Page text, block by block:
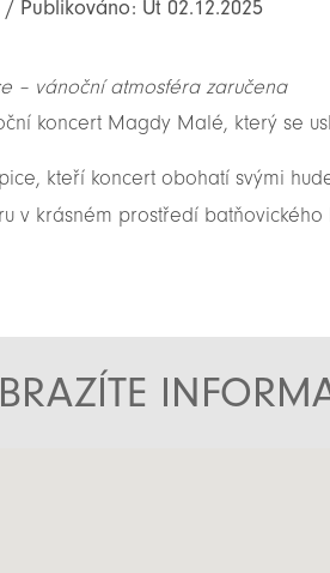
/ Publikováno: Út 02.12.2025
– vánoční atmosféra zaručena
koncert Magdy Malé, který se
kteří koncert obohatí svými
v krásném prostředí